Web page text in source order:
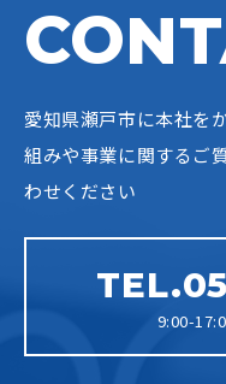
愛知県瀬戸市に本社を
組みや事業に関するご
わせください
9:00-